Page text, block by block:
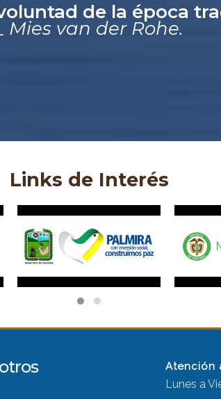
de la época
Mies van der Rohe.
Links de Interés
Atención
Lunes a